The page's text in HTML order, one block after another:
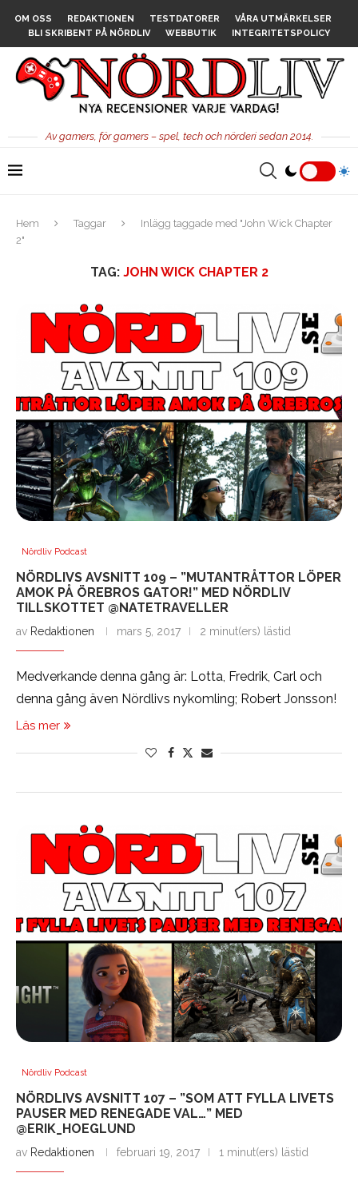
OM OSS REDAKTIONEN TESTDATORER
VÅRA UTMÄRKELSER
BLI SKRIBENT PÅ NÖRDLIV
WEBBUTIK INTEGRITETSPOLICY
Av gamers, för gamers – spel, tech och nörderi sedan 2014.
Hem Taggar
Inlägg taggade med "John Wick Chapter
2"
TAG: JOHN WICK CHAPTER 2
Nördliv Podcast
NÖRDLIVS AVSNITT 109 – ”MUTANTRÅTTOR LÖPER
AMOK PÅ ÖREBROS GATOR!” MED NÖRDLIV
TILLSKOTTET @NATETRAVELLER
av Redaktionen mars 5, 2017 2 minut(ers) lästid
Medverkande denna gång är: Lotta, Fredrik, Carl och
denna gång även Nördlivs nykomling; Robert Jonsson!
Läs mer
Nördliv Podcast
NÖRDLIVS AVSNITT 107 – ”SOM ATT FYLLA LIVETS
PAUSER MED RENEGADE VAL…” MED
@ERIK_HOEGLUND
av Redaktionen februari 19, 2017 1 minut(ers) lästid